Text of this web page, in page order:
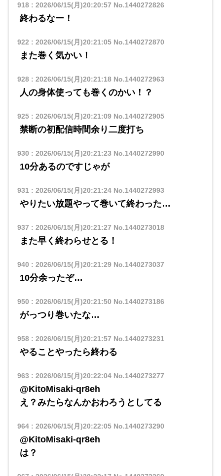
918: 2026/06/15(月)20:20:57 No.1440272826
終わるなー！
922 : 2026/06/15(月)20:21:05No.1440272870
また巻く気かい！
928: 2026/06/15(月)20:21:18No.1440272963
人の身体使っても巻くのかい！？
925: 2026/06/15(月)20:21:09No.1440272905
禁断の初配信時間余り二度打ち
930 : 2026/06/15(月)20:21:23 No.1440272990
10分あるのですじゃが
931 : 2026/06/15(月)20:21:24No.1440272993
やりたい放題やって巻いて終わった…
937 : 2026/06/15(月)20:21:27 No.1440273018
また早く終わらせとる！
940 : 2026/06/15(月)20:21:29No.1440273037
10分余ったぞ…
950 : 2026/06/15(月)20:21:50 No.1440273186
がっつり巻いたな…
958: 2026/06/15(月)20:21:57 No.1440273231
やることやったら終わる
963 : 2026/06/15(月)20:22:04No.1440273277
@KitoMisaki-qr8eh
​​え？みたらなんかおわろうとしてる
964: 2026/06/15(月)20:22:05No.1440273290
@KitoMisaki-qr8eh
​​は？